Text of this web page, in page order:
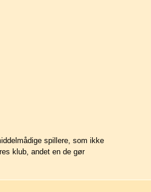
spillere, som ikke
klub, andet en de gør